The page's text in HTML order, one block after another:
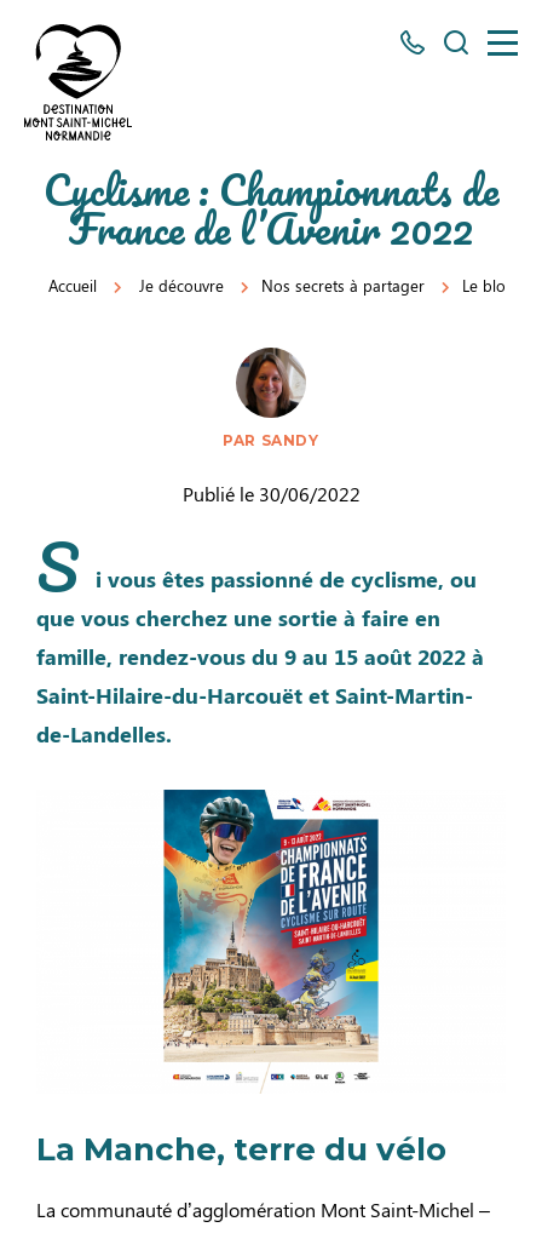
Mont
Saint-
Normandie
Tous
Cyclisme : Championnats de
France de l’Avenir 2022
Accueil Je découvre Nos secrets à partager Le blog
PAR SANDY
Publié le 30/06/2022
S
i vous êtes passionné de cyclisme, ou
que vous cherchez une sortie à faire en
famille, rendez-vous du 9 au 15 août 2022 à
Saint-Hilaire-du-Harcouët et Saint-Martin-
de-Landelles.
La Manche, terre du vélo
La communauté d’agglomération Mont Saint-Michel –